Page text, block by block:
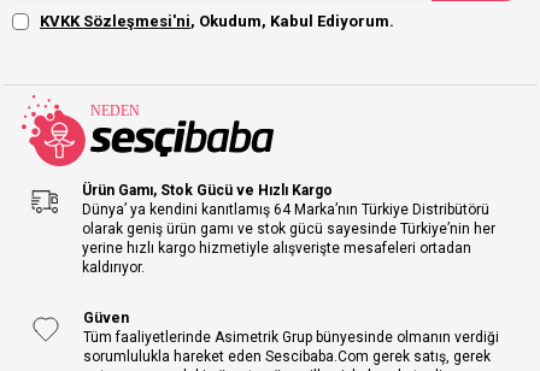
KVKK Sözleşmesi'ni, Okudum, Kabul Ediyorum.
Ürün Gamı, Stok Gücü ve Hızlı Kargo
Dünya’ ya kendini kanıtlamış 64 Marka’nın Türkiye Distribütörü
olarak geniş ürün gamı ve stok gücü sayesinde Türkiye’nin her
yerine hızlı kargo hizmetiyle alışverişte mesafeleri ortadan
kaldırıyor.
Güven
Tüm faaliyetlerinde Asimetrik Grup bünyesinde olmanın verdiği
sorumlulukla hareket eden Sescibaba.Com gerek satış, gerek